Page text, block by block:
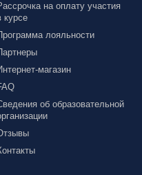
на оплату участия
курсе
лояльности
магазин
об образовательной